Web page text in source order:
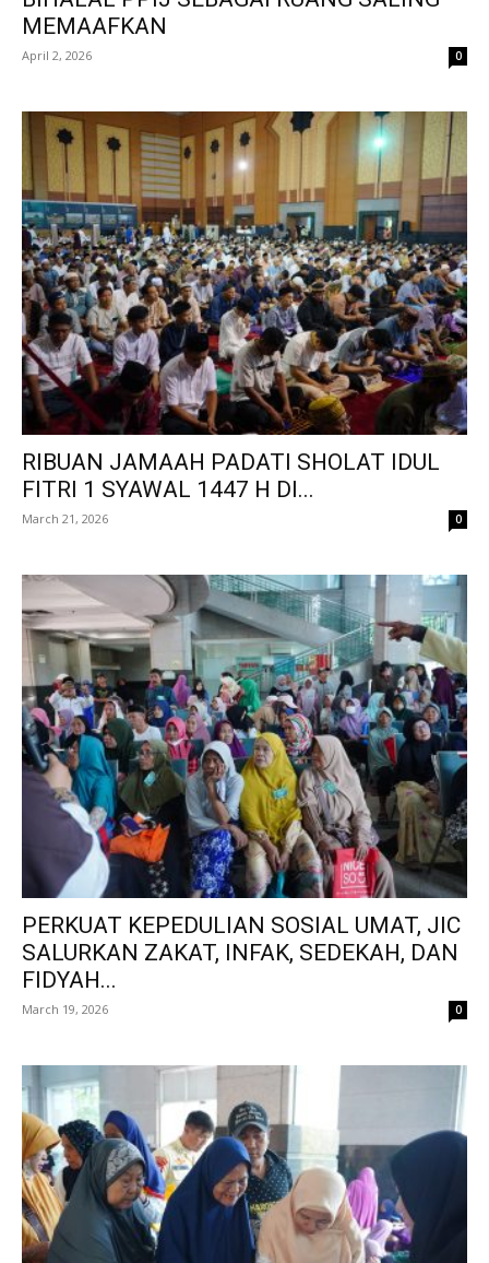
MEMAAFKAN
April 2, 2026 0
RIBUAN JAMAAH PADATI SHOLAT IDUL
FITRI 1 SYAWAL 1447 H DI...
March 21, 2026 0
PERKUAT KEPEDULIAN SOSIAL UMAT, JIC
SALURKAN ZAKAT, INFAK, SEDEKAH, DAN
FIDYAH...
March 19, 2026 0